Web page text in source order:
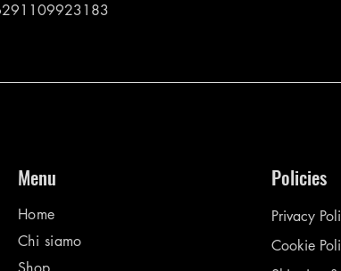
Menu
Home
Chi siamo
Policies
Privacy
Cookie